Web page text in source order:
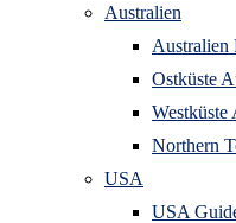
Australien
Australien
Ostküste
Westküste
Northern
USA
USA